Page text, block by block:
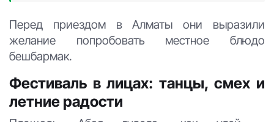
Перед приездом в Алматы они выразили
желание попробовать местное блюдо
бешбармак.
Фестиваль в лицах: танцы, смех и
летние радости